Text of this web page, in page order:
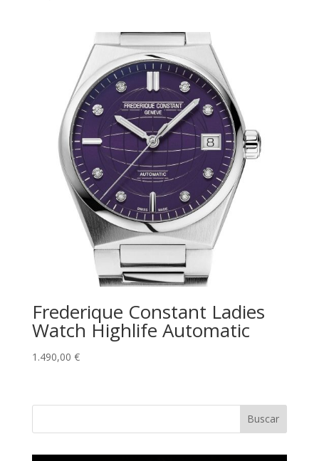
Frederique Constant Ladies
Watch Highlife Automatic
1.490,00 €
Buscar